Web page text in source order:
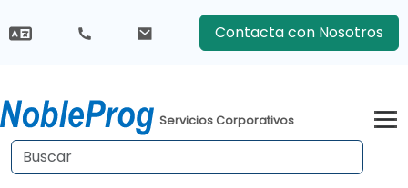
Contacta con Nosotros
Servicios Corporativos